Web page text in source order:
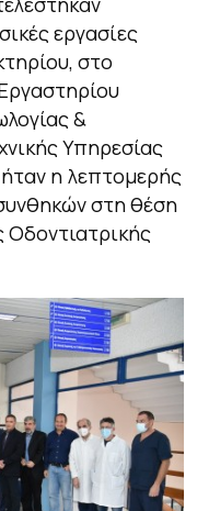
εργασίες
στο
&
Υπηρεσίας
η λεπτομερής
στη θέση
Οδοντιατρικής